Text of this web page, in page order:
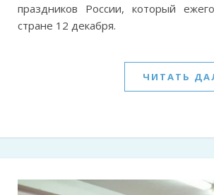
праздников России, который
стране 12 декабря.
ЧИТАТЬ